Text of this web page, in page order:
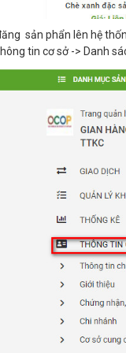
sản phẩn lên hệ
tin cơ sở -> Danh